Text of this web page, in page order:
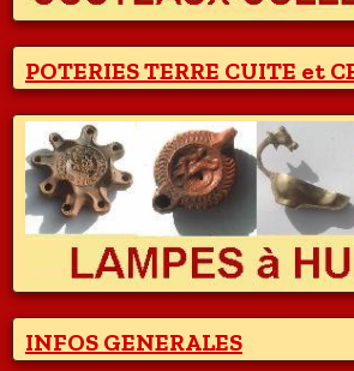
POTERIES TERRE CUITE et
INFOS GENERALES